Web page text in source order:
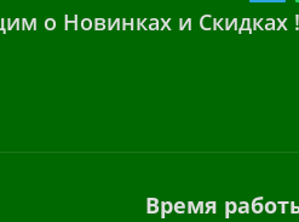
о Новинках и Скидках !
Время